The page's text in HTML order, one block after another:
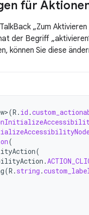
für
„Zum
der Begriff
können Sie diese
(R . id .
(
(
.
(R . string .